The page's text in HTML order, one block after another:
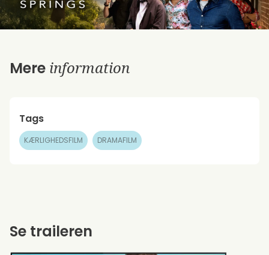
Mere information
Tags
KÆRLIGHEDSFILM DRAMAFILM
Se traileren